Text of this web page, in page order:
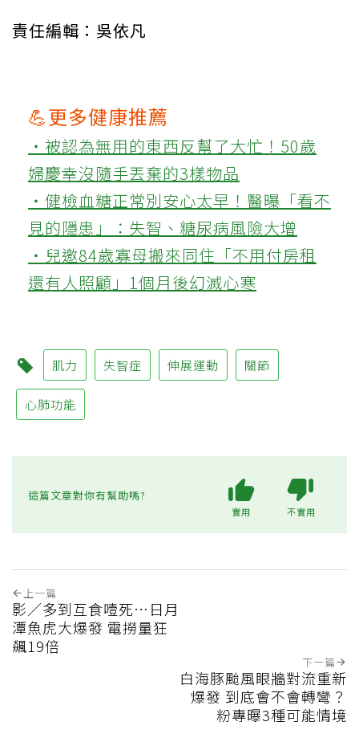
責任編輯：吳依凡
💪更多健康推薦
‧被認為無用的東西反幫了大忙！50歲
婦慶幸沒隨手丟棄的3樣物品
‧健檢血糖正常別安心太早！醫曝「看不
見的隱患」：失智、糖尿病風險大增
‧兒邀84歲寡母搬來同住「不用付房租
還有人照顧」1個月後幻滅心寒
肌力 失智症 伸展運動 關節
心肺功能
這篇文章對你有幫助嗎?
實用 不實用
上一篇
影／多到互食噎死…日月
潭魚虎大爆發 電撈量狂
飆19倍
下一篇
白海豚颱風眼牆對流重新
爆發 到底會不會轉彎？
粉專曝3種可能情境